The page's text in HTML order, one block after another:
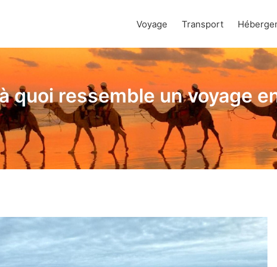
Voyage Transport
quoi ressemble un voyage